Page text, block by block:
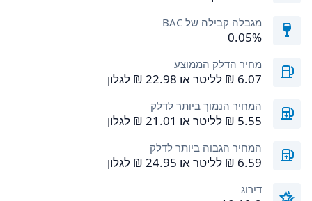
מגבלה קבילה של BAC
0.05%
מחיר הדלק הממוצע
המחיר הנמוך ביותר לדלק
המחיר הגבוה ביותר לדלק
דירוג